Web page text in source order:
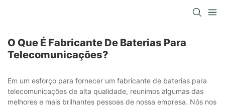
O Que É Fabricante De Baterias Para
Telecomunicações?
Em um esforço para fornecer um fabricante de baterias para
telecomunicações de alta qualidade, reunimos algumas das
melhores e mais brilhantes pessoas de nossa empresa. Nós nos